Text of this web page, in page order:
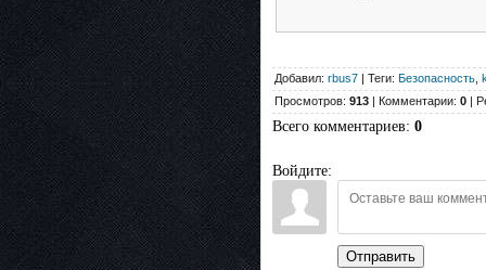
Добавил: rbus7 | Теги: Безопасность
Просмотров: 913 | Комментарии: 0 |
Всего комментариев: 0
Войдите:
Отправить